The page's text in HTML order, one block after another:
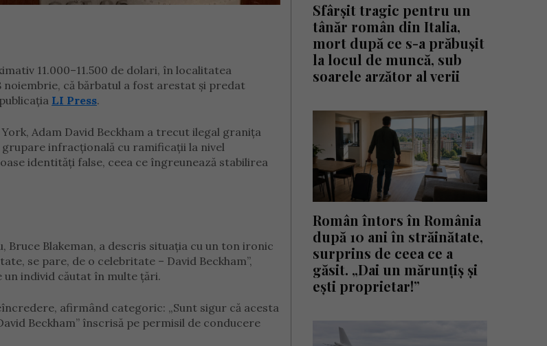
11.000–11.500 de dolari, în localitatea
că bărbatul a fost arestat și predat
LI Press.
Adam David Beckham a trecut ilegal granița
infracțională cu ramificații la nivel
identități false, ceea ce îngreunează stabilirea
Bruce Blakeman, a descris situația cu un ton ironic
se pare, de o celebritate – David Beckham”,
un individ căutat în multe țări.
afirmând categoric: „Sunt sigur că acesta
Beckham” înscrisă pe permisil de conducere
Sfârșit tragic pentru un
tânăr român din Italia,
mort după ce s-a prăbușit
la locul de muncă, sub
soarele arzător al verii
Român întors în România
după 10 ani în străinătate,
surprins de ceea ce a
găsit. „Dai un mărunțiș și
ești proprietar!”